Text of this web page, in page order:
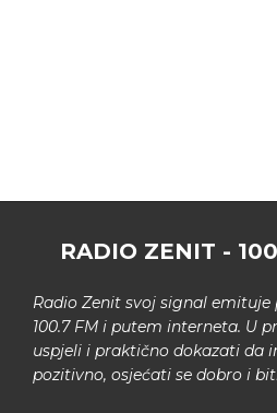
RADIO ZENIT -
Radio Zenit svoj signal
100.7 FM i putem interneta. U
uspjeli i praktično dokazati da
pozitivno, osjećati se dobro i